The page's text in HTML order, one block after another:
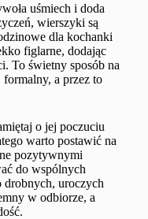
uśmiech i doda
wierszyki są
dla kochanki
figlarne, dodając
To świetny sposób na
a przez to
o jej poczuciu
warto postawić na
pozytywnymi
do wspólnych
drobnych, uroczych
w odbiorze, a